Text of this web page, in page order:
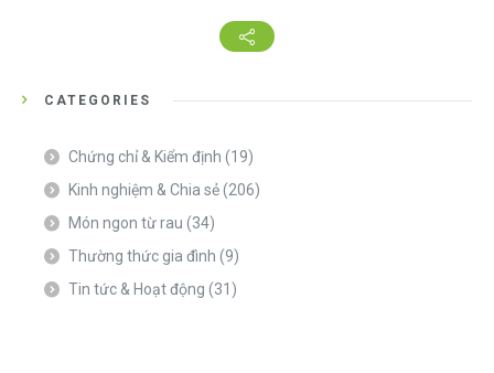
CATEGORIES
Chứng chỉ & Kiểm định (19)
Kinh nghiệm & Chia sẻ(206)
Món ngon từ rau (34)
Thường thức gia đình (9)
Tin tức & Hoạt động (31)